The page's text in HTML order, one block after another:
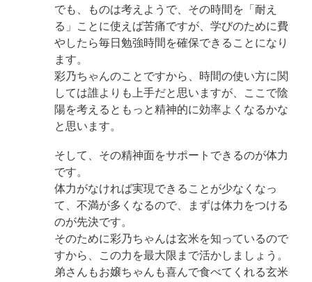
でも、ものは考えようで、その時間を「耐え
る」ことに使えば苦痛ですが、学びのために費
やしたら毎日勉強時間を確保できることになり
ます。
彩乃ちゃんのことですから、時間の使い方に関
しては誰よりも上手だと思いますが、ここで陰
陽を考えるともっと精神的に効率よくなるかな
と思います。
そして、その精神面をサポートできるのが体力
です。
体力がなければ実現できることが少なくなっ
て、不満が多くなるので、まずは体力をつける
のが先決です。
そのために彩乃ちゃんは玄米を知っているので
すから、この力を最大限まで活かしましょう。
弟さんもお嬢ちゃんも喜んで食べてくれる玄米